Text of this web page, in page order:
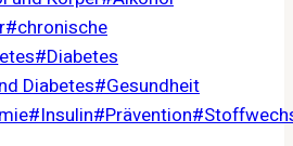
#chronische
#Diabetes
Diabetes#Gesundheit
#Insulin#Prävention#